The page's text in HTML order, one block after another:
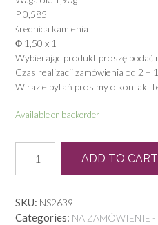
P 0,585
średnica kamienia
Φ 1,50 x 1
Wybierając produkt proszę podać
Czas realizacji zamówienia od 2 –
W razie pytań prosimy o kontakt
Available on backorder
0840
quantity
ADD TO CART
SKU: NS2639
Categories: NA ZAMÓWIENIE -